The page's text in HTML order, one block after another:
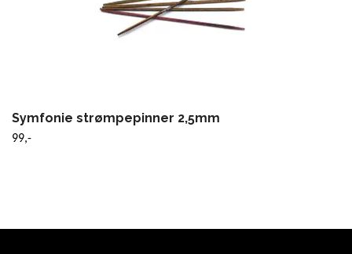
Symfonie strømpepinner 2,5mm
99,-